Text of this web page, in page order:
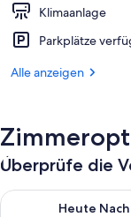
Klimaanlage
Parkplätze
Alle anzeigen
Überprüfe die
Heute
Überprüfe die